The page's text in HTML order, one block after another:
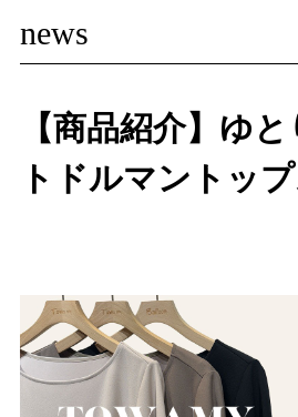
news
【商品紹介】ゆ
トドルマントッ